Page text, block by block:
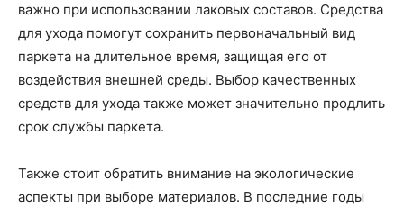
важно при использовании лаковых составов. Средства
для ухода помогут сохранить первоначальный вид
паркета на длительное время, защищая его от
воздействия внешней среды. Выбор качественных
средств для ухода также может значительно продлить
срок службы паркета.
Также стоит обратить внимание на экологические
аспекты при выборе материалов. В последние годы